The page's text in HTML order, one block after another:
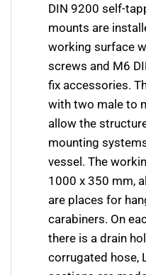
DIN 9200 self-
mounts are
working surface
screws and M6
fix accessories.
with two male to
allow the
mounting
vessel. The
1000 х 350 mm,
are places for
carabiners. On
there is a drain
corrugated hose,